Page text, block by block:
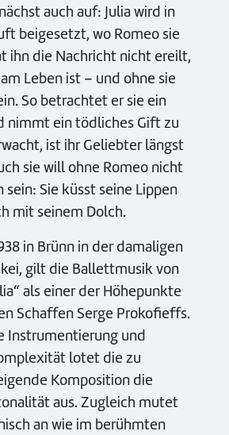
auch auf: Julia wird in
beigesetzt, wo Romeo sie
ihn die Nachricht nicht ereilt,
Leben ist – und ohne sie
So betrachtet er sie ein
nimmt ein tödliches Gift zu
ist ihr Geliebter längst
sie will ohne Romeo nicht
sein: Sie küsst seine Lippen
mit seinem Dolch.
in Brünn in der damaligen
gilt die Ballettmusik von
als einer der Höhepunkte
Schaffen Serge Prokofieffs.
Instrumentierung und
lotet die zu
Komposition die
aus. Zugleich mutet
an wie im berühmten